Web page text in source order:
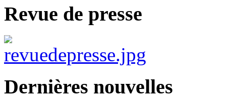
Revue de presse
Dernières nouvelles